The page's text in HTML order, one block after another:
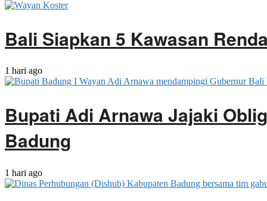
Bali Siapkan 5 Kawasan
1 hari ago
Bupati Adi Arnawa Jajaki
Badung
1 hari ago